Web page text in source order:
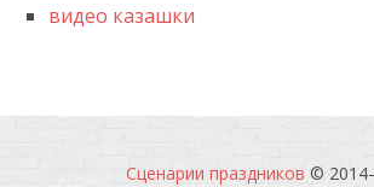
видео казашки
Сценарии праздников ©